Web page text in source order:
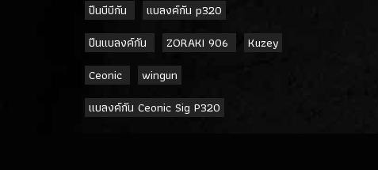
ปืนบีบีกัน
แบลงค์กัน p320
ปืนแบลงค์กัน
ZORAKI 906
Kuzey
Ceonic
wingun
แบลงค์กัน Ceonic Sig P320